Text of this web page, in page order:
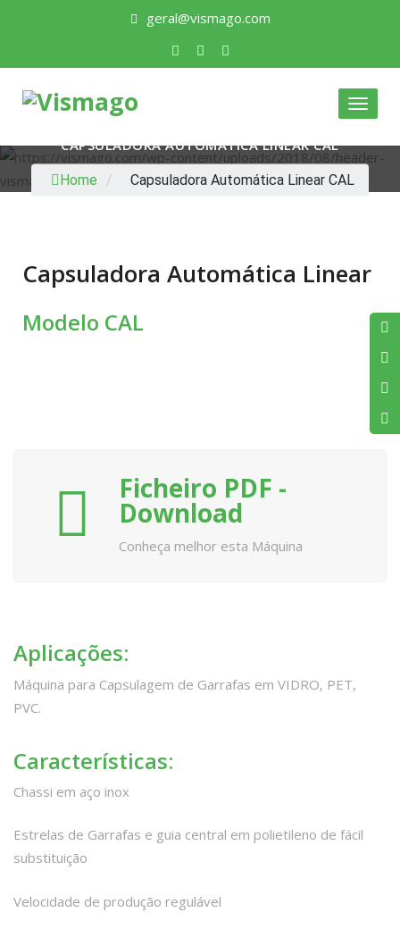
geral@vismago.com
CAPSULADORA AUTOMÁTICA LINEAR CAL
Home / Capsuladora Automática Linear CAL
Capsuladora Automática Linear
Modelo CAL
Ficheiro PDF -
Download
Conheça melhor esta Máquina
Aplicações:
Máquina para Capsulagem de Garrafas em VIDRO, PET,
PVC.
Características:
Chassi em aço inox
Estrelas de Garrafas e guia central em polietileno de fácil
substituição
Velocidade de produção regulável